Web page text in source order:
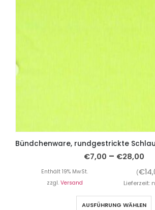
€7,00 – €28,00
Enthält 19% MwSt. (€
zzgl. Versand Lieferzeit:
AUSFÜHRUNG WÄHLEN